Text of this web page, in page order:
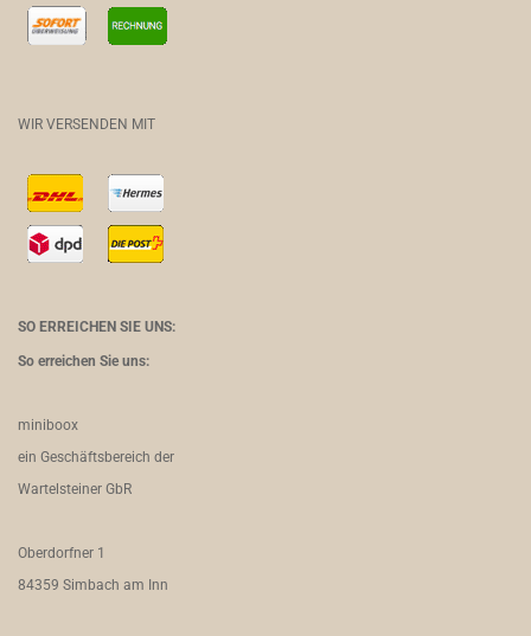
WIR VERSENDEN MIT
SO ERREICHEN SIE UNS:
So erreichen Sie uns:
miniboox
ein Geschäftsbereich der
Wartelsteiner GbR
Oberdorfner 1
84359 Simbach am Inn